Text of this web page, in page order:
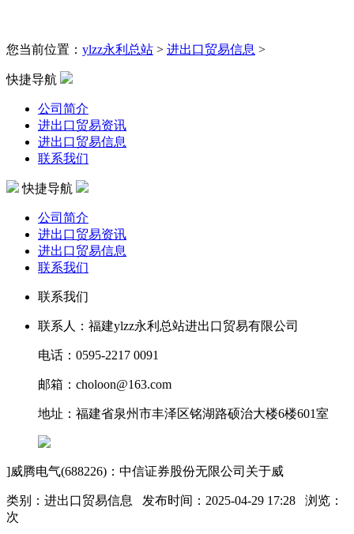
您当前位置： ylzz永利总站 > 进出口贸易信息 >
快捷导航
公司简介
进出口贸易资讯
进出口贸易信息
联系我们
快捷导航
公司简介
进出口贸易资讯
进出口贸易信息
联系我们
联系我们
联系人：福建ylzz永利总站进出口贸易有限公司
电话：0595-2217 0091
邮箱：choloon@163.com
地址：福建省泉州市丰泽区铭湖路硕治大楼6楼601室
]威腾电气(688226)：中信证券股份无限公司关于威
类别：进出口贸易信息 发布时间：2025-04-29 17:28 浏览：
次